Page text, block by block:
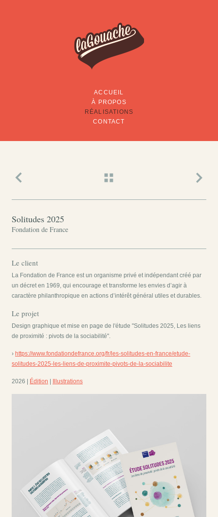
ACCUEIL
À PROPOS
RÉALISATIONS
CONTACT
Solitudes 2025
Fondation de France
Le client
La Fondation de France est un organisme privé et indépendant créé par
un décret en 1969, qui encourage et transforme les envies d’agir à
caractère philanthropique en actions d’intérêt général utiles et durables.
Le projet
Design graphique et mise en page de l'étude "Solitudes 2025, Les liens
de proximité : pivots de la sociabilité".
› https://www.fondationdefrance.org/fr/les-solitudes-en-france/etude-
solitudes-2025-les-liens-de-proximite-pivots-de-la-sociabilite
2026 | Édition Illustrations